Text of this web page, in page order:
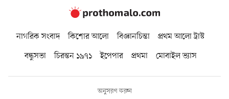
নাগরিক সংবাদ কিশোর আলো বিজ্ঞানচিন্তা
প্রথম আলো ট্রাস্ট
বন্ধুসভা
চিরন্তন ১৯৭১ ইপেপার প্রথমা মোবাইল ভ্যাস
অনুসরণ করুন